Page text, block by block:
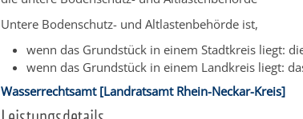
Untere Bodenschutz- und Altlastenbehörde ist,
wenn das Grundstück in einem Stadtkreis liegt:
wenn das Grundstück in einem Landkreis liegt:
Wasserrechtsamt [Landratsamt Rhein-Neckar-Kreis]